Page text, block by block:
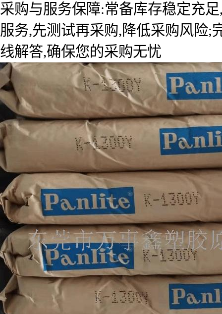
采购与服务保障:常备库存稳定充
服务,先测试再采购,降低采购风险;
线解答,确保您的采购无忧